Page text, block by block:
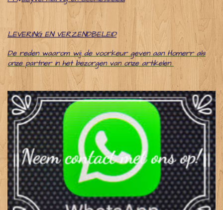
LEVERING EN VERZENDBELEID
De reden waarom wij de voorkeur geven aan Homerr als
onze partner in het bezorgen van onze artikelen